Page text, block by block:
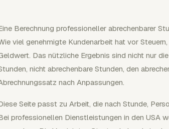
Berechnung professioneller abrechenbarer
viel genehmigte Kundenarbeit hat vor
Das nützliche Ergebnis sind nicht nur
nicht abrechenbare Stunden, den
nach Anpassungen.
Seite passt zu Arbeit, die nach Stunde,
professionellen Dienstleistungen in den USA